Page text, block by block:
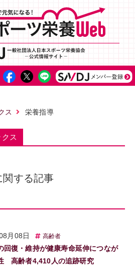
ス 栄養指導
ス
関する記事
月08日 高齢者
回復・維持が健康寿命延伸につなが
高齢者4,410人の追跡研究